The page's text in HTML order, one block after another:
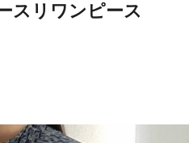
スリワンピース